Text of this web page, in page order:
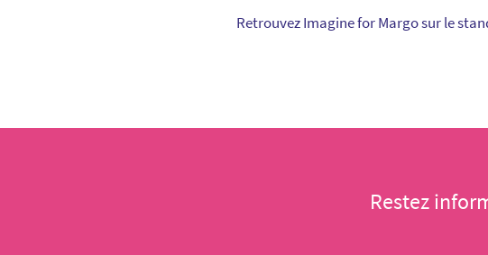
Retrouvez Imagine for Margo sur le
Restez